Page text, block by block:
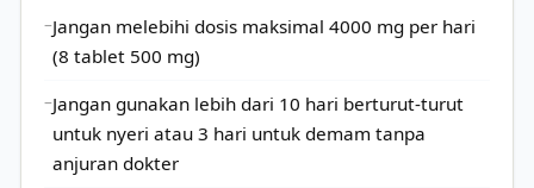
Jangan melebihi dosis maksimal 4000 mg per hari
(8 tablet 500 mg)
Jangan gunakan lebih dari 10 hari berturut-turut
untuk nyeri atau 3 hari untuk demam tanpa
anjuran dokter